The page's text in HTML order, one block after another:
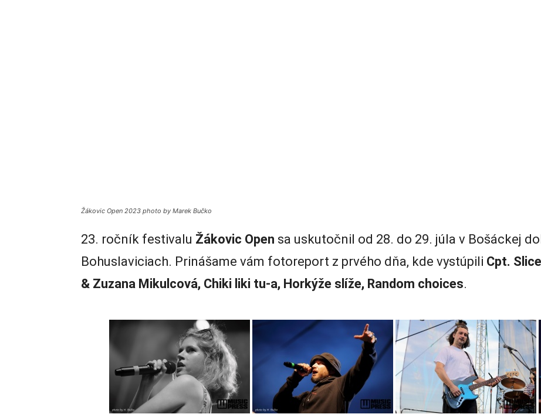
Žákovic Open 2023 photo by Marek Bučko
23. ročník festivalu Žákovic Open sa uskutočnil od 28. do 29. júla v Bošáckej
Bohuslaviciach. Prinášame vám fotoreport z prvého dňa, kde vystúpili Cpt.
& Zuzana Mikulcová, Chiki liki tu-a, Horkýže slíže, Random choices.